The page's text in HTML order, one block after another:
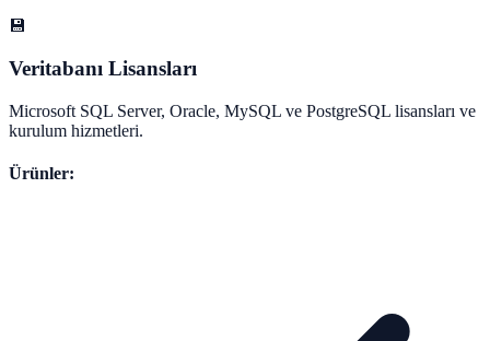
💾
Veritabanı Lisansları
Microsoft SQL Server, Oracle, MySQL ve PostgreSQL lisansları ve
kurulum hizmetleri.
Ürünler: